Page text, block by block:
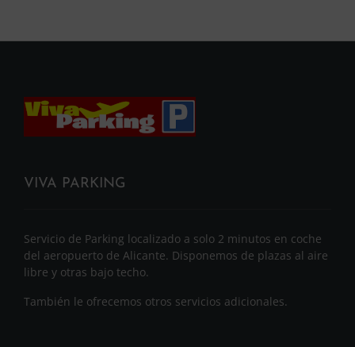
VIVA PARKING
Servicio de Parking localizado a solo 2 minutos en coche
del aeropuerto de Alicante. Disponemos de plazas al aire
libre y otras bajo techo.
También le ofrecemos otros servicios adicionales.